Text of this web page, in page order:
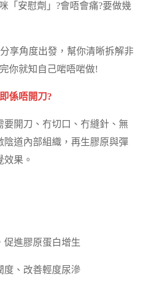
「安慰劑」?會唔會痛?要做幾
享角度出發，幫你清晰拆解非
你就知自己啱唔啱做!
係唔開刀?
開刀、冇切口、冇縫針、無
道內部組織，再生膠原與彈
果。
促進膠原蛋白增生
度、改善輕度尿滲